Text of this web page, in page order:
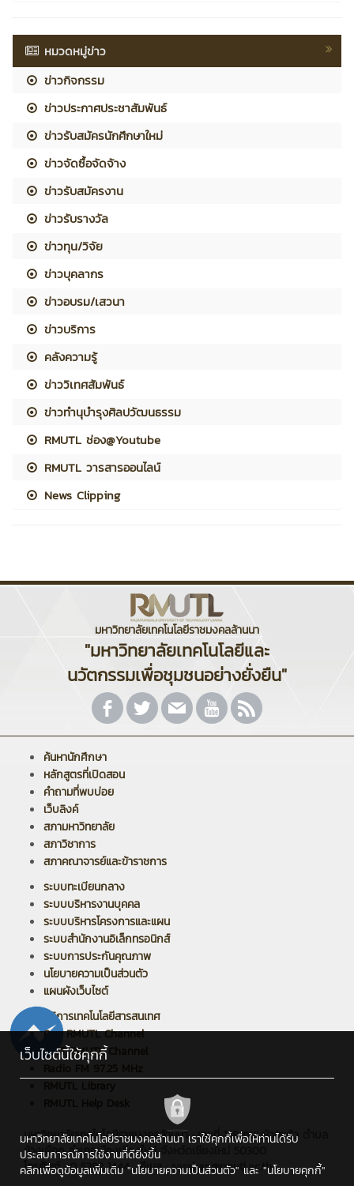
หมวดหมู่ข่าว
ข่าวกิจกรรม
ข่าวประกาศประชาสัมพันธ์
ข่าวรับสมัครนักศึกษาใหม่
ข่าวจัดซื้อจัดจ้าง
ข่าวรับสมัครงาน
ข่าวรับรางวัล
ข่าวทุน/วิจัย
ข่าวบุคลากร
ข่าวอบรม/เสวนา
ข่าวบริการ
คลังความรู้
ข่าววิเทศสัมพันธ์
ข่าวทำนุบำรุงศิลปวัฒนธรรม
RMUTL ช่อง@Youtube
RMUTL วารสารออนไลน์
News Clipping
มหาวิทยาลัยเทคโนโลยีราชมงคลล้านนา
"มหาวิทยาลัยเทคโนโลยีและ
นวัตกรรมเพื่อชุมชนอย่างยั่งยืน"
ค้นหานักศึกษา
หลักสูตรที่เปิดสอน
คำถามที่พบบ่อย
เว็บลิงค์
สภามหาวิทยาลัย
สภาวิชาการ
สภาคณาจารย์และข้าราชการ
ระบบทะเบียนกลาง
ระบบบริหารงานบุคคล
ระบบบริหารโครงการและแผน
ระบบสำนักงานอิเล็กทรอนิกส์
ระบบการประกันคุณภาพ
นโยบายความเป็นส่วนตัว
แผนผังเว็บไซต์
บริการเทคโนโลยีสารสนเทศ
PPR RMUTL Channel
ARIT RMUTL Channel
Radio FM 97.25 MHz
มหาวิทยาลัยเทคโนโลยีราชมงคลล้านนา : เลขที่ 128 ถนนห้วยแก้ว ตำบล
ช้างเผือก อำเภอเมืองเชียงใหม่ จังหวัดเชียงใหม่ 50300
โทรศัพท์ : 0 5392 1444 , อีเมล : saraban@rmutl.ac.th
เว็บไซต์นี้ใช้คุกกี้
มหาวิทยาลัยเทคโนโลยีราชมงคลล้านนา เราใช้คุกกี้เพื่อให้ท่านได้รับ
ประสบการณ์การใช้งานที่ดียิ่งขึ้น
คลิกเพื่อดูข้อมูลเพิ่มเติม "นโยบายความเป็นส่วนตัว" และ "นโยบายคุกกี้"